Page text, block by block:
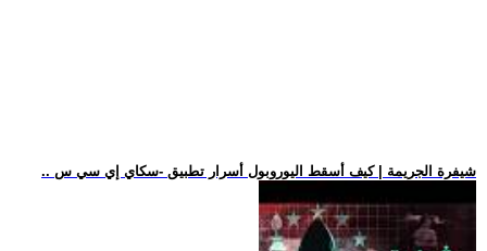
.. شيفرة الجريمة | كيف أسقط اليوروبول أسرار تطبيق -سكاي إي سي س